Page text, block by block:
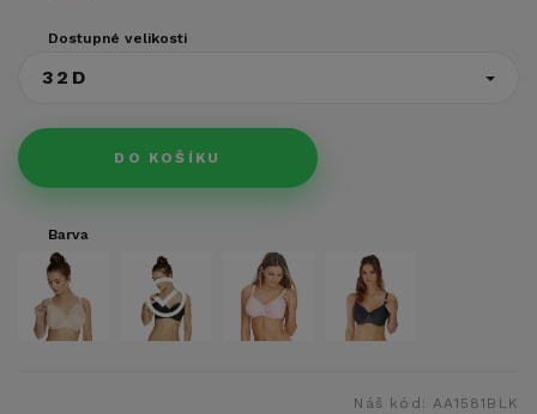
Dostupné velikosti
32D
DO KOŠÍKU
Barva
Náš kód:AA1581BLK